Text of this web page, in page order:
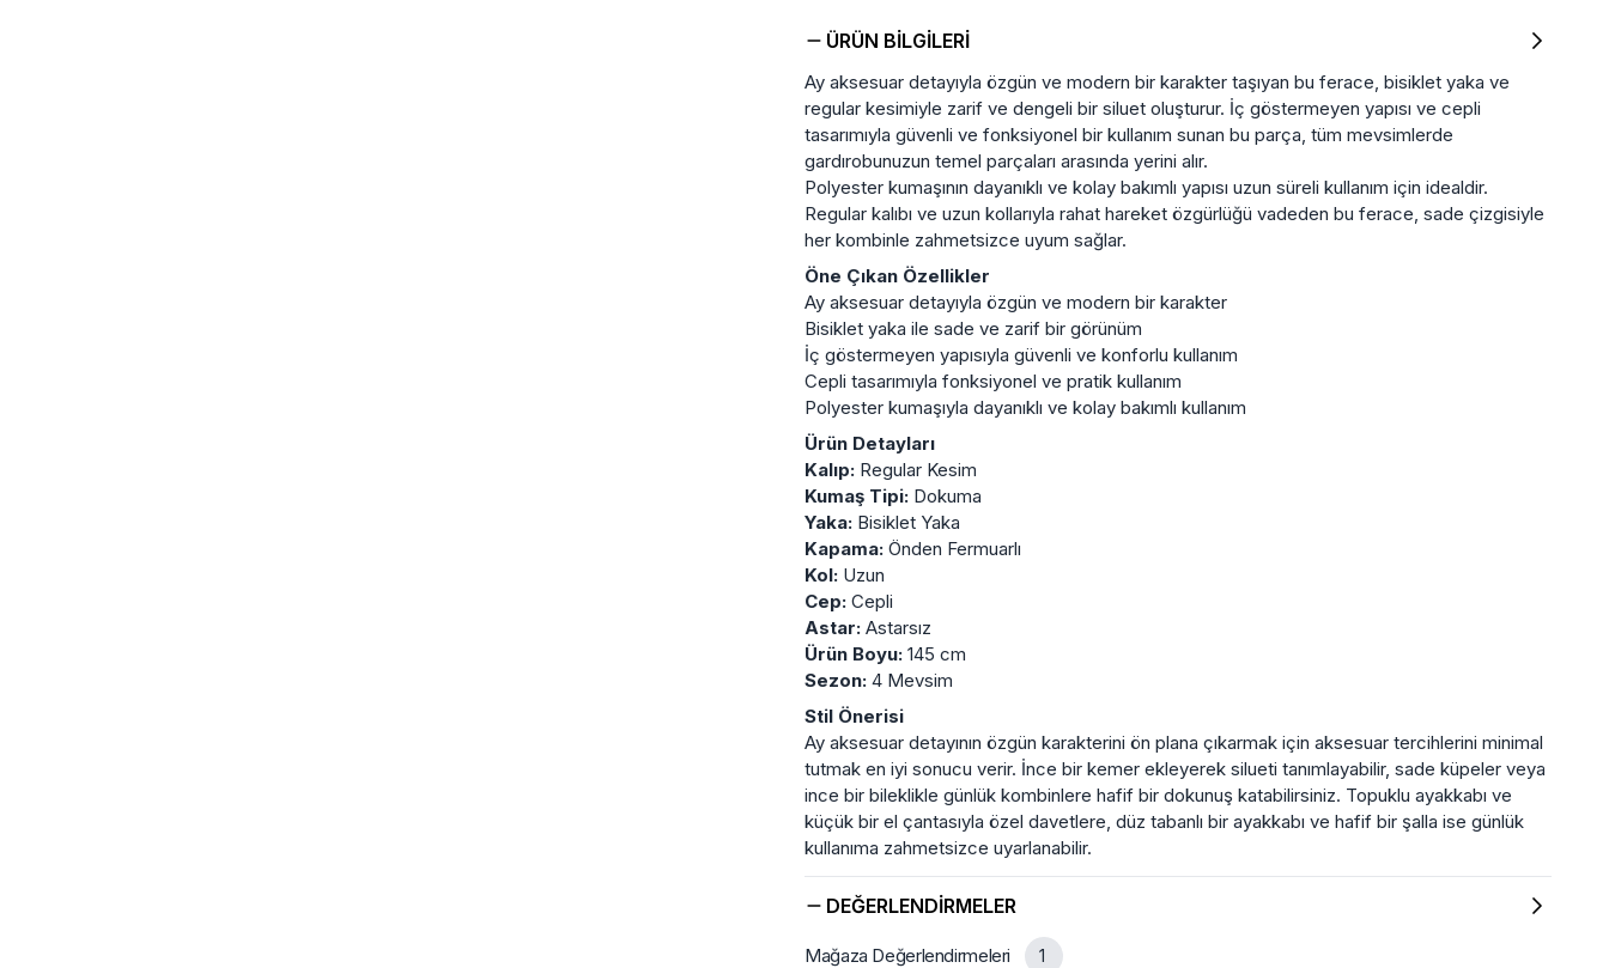
ÜRÜN BILGILERI
Ay aksesuar detayıyla özgün ve modern bir karakter taşıyan bu ferace, bisiklet yaka ve
regular kesimiyle zarif ve dengeli bir siluet oluşturur. İç göstermeyen yapısı ve cepli
tasarımıyla güvenli ve fonksiyonel bir kullanım sunan bu parça, tüm mevsimlerde
gardırobunuzun temel parçaları arasında yerini alır.
Polyester kumaşının dayanıklı ve kolay bakımlı yapısı uzun süreli kullanım için idealdir.
Regular kalıbı ve uzun kollarıyla rahat hareket özgürlüğü vadeden bu ferace, sade çizgisiyle
her kombinle zahmetsizce uyum sağlar.
Öne Çıkan Özellikler
Ay aksesuar detayıyla özgün ve modern bir karakter
Bisiklet yaka ile sade ve zarif bir görünüm
İç göstermeyen yapısıyla güvenli ve konforlu kullanım
Cepli tasarımıyla fonksiyonel ve pratik kullanım
Polyester kumaşıyla dayanıklı ve kolay bakımlı kullanım
Ürün Detayları
Kalıp: Regular Kesim
Kumaş Tipi: Dokuma
Yaka: Bisiklet Yaka
Kapama: Önden Fermuarlı
Kol: Uzun
Cep: Cepli
Astar: Astarsız
Ürün Boyu: 145 cm
Sezon: 4 Mevsim
Stil Önerisi
Ay aksesuar detayının özgün karakterini ön plana çıkarmak için aksesuar tercihlerini minimal
tutmak en iyi sonucu verir. İnce bir kemer ekleyerek silueti tanımlayabilir, sade küpeler veya
ince bir bileklikle günlük kombinlere hafif bir dokunuş katabilirsiniz. Topuklu ayakkabı ve
küçük bir el çantasıyla özel davetlere, düz tabanlı bir ayakkabı ve hafif bir şalla ise günlük
kullanıma zahmetsizce uyarlanabilir.
DEĞERLENDIRMELER
Mağaza Değerlendirmeleri 1